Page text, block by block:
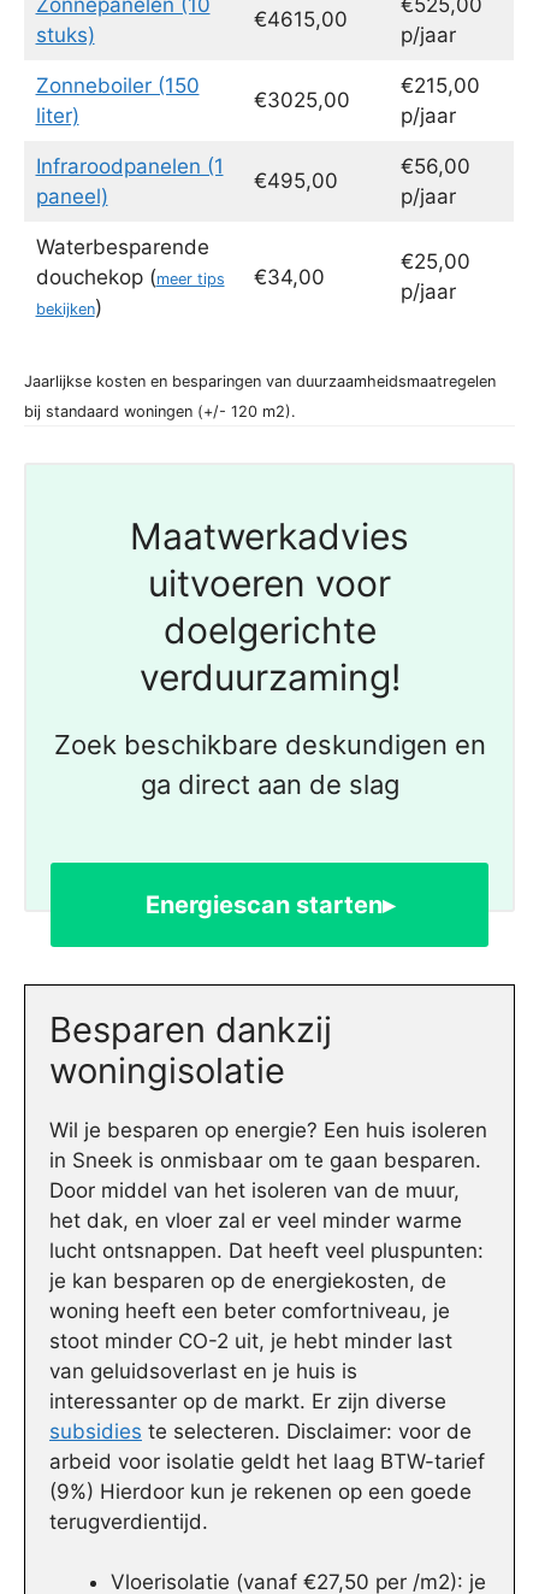
Zonnepanelen (10
stuks)
€4615,00
€525,00
p/jaar
Zonneboiler (150
liter)
€3025,00
€215,00
p/jaar
Infraroodpanelen (1
paneel)
€495,00
€56,00
p/jaar
Waterbesparende
douchekop (meer tips
bekijken)
€34,00
€25,00
p/jaar
Jaarlijkse kosten en besparingen van duurzaamheidsmaatregelen
bij standaard woningen (+/- 120 m2).
Maatwerkadvies
uitvoeren voor
doelgerichte
verduurzaming!
Zoek beschikbare deskundigen en
ga direct aan de slag
Energiescan starten▸
Besparen dankzij
woningisolatie
Wil je besparen op energie? Een huis isoleren
in Sneek is onmisbaar om te gaan besparen.
Door middel van het isoleren van de muur,
het dak, en vloer zal er veel minder warme
lucht ontsnappen. Dat heeft veel pluspunten:
je kan besparen op de energiekosten, de
woning heeft een beter comfortniveau, je
stoot minder CO-2 uit, je hebt minder last
van geluidsoverlast en je huis is
interessanter op de markt. Er zijn diverse
subsidies te selecteren. Disclaimer: voor de
arbeid voor isolatie geldt het laag BTW-tarief
(9%) Hierdoor kun je rekenen op een goede
terugverdientijd.
Vloerisolatie (vanaf €27,50 per /m2): je